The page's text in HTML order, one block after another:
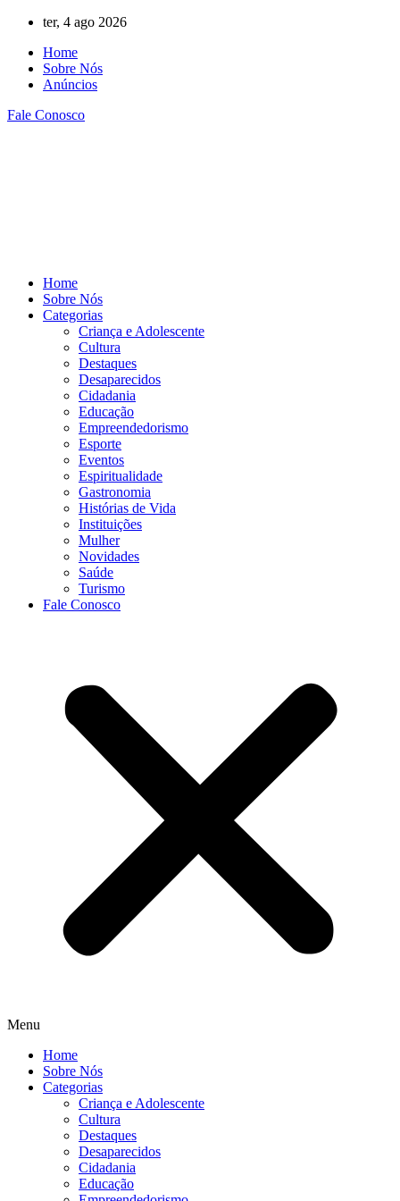
conteúdo
ter, 4 ago 2026
Home
Sobre Nós
Anúncios
Fale Conosco
Home
Sobre Nós
Categorias
Criança e Adolescente
Cultura
Destaques
Desaparecidos
Cidadania
Educação
Empreendedorismo
Esporte
Eventos
Espiritualidade
Gastronomia
Histórias de Vida
Instituições
Mulher
Novidades
Saúde
Turismo
Fale Conosco
Menu
Home
Sobre Nós
Categorias
Criança e Adolescente
Cultura
Destaques
Desaparecidos
Cidadania
Educação